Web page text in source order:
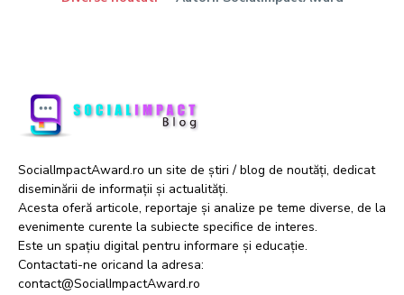
SocialImpactAward.ro un site de știri / blog de noutăți, dedicat
diseminării de informații și actualități.
Acesta oferă articole, reportaje și analize pe teme diverse, de la
evenimente curente la subiecte specifice de interes.
Este un spațiu digital pentru informare și educație.
Contactati-ne oricand la adresa:
contact@SocialImpactAward.ro